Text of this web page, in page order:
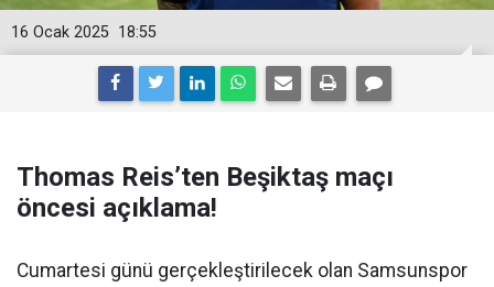
18:55
16 Ocak 2025
Thomas Reis’ten Beşiktaş maçı
öncesi açıklama!
Cumartesi günü gerçekleştirilecek olan Samsunspor